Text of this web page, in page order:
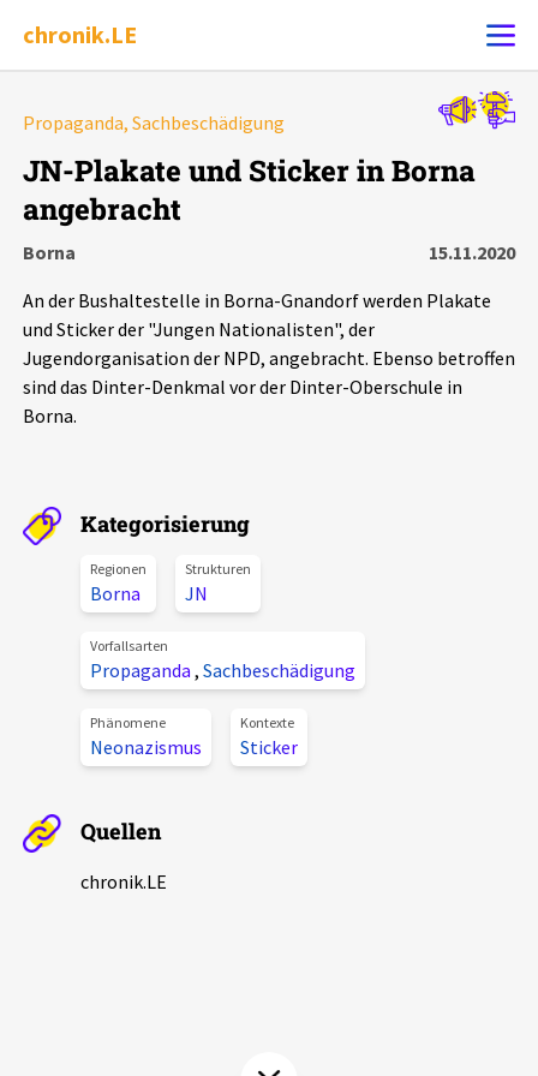
chronik.LE
Ereignis melden
Chronik
Leipziger Zustände
Schlaglichter
Aktuelles
Veranstaltungen
Pressemitteilungen
Podcasts
Über uns
Kontakt
Spenden
Propaganda, Sachbeschädigung
JN-Plakate und Sticker in Borna
angebracht
Borna
15.11.2020
An der Bushaltestelle in Borna-Gnandorf werden Plakate
und Sticker der "Jungen Nationalisten", der
Jugendorganisation der NPD, angebracht. Ebenso betroffen
sind das Dinter-Denkmal vor der Dinter-Oberschule in
Borna.
Kategorisierung
Regionen
Borna
Strukturen
JN
Vorfallsarten
Propaganda , Sachbeschädigung
Phänomene
Neonazismus
Kontexte
Sticker
Quellen
chronik.LE
Alle Ereignisse
Ereignisse
Ereignisse